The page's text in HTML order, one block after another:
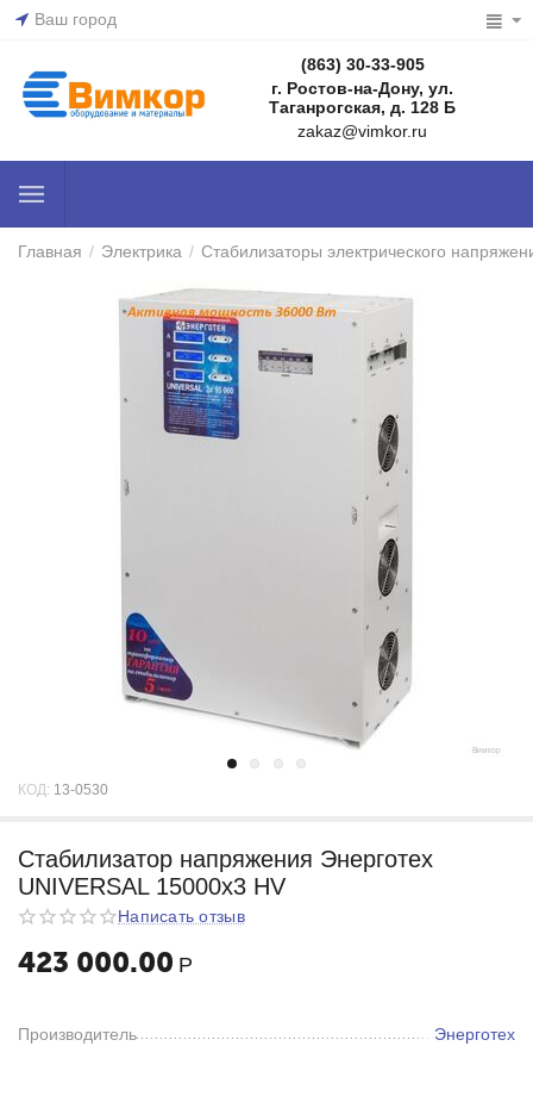
Ваш город
(863) 30-33-905
г. Ростов-на-Дону, ул.
Таганрогская, д. 128 Б
zakaz@vimkor.ru
Главная / Электрика / Стабилизаторы электрического
КОД: 13-0530
Стабилизатор напряжения Энерготех
UNIVERSAL 15000х3 HV
Написать отзыв
423 000.00 Р
Производитель Энерготех